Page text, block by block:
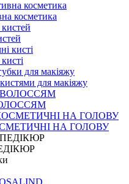
косметика
для макіяжу
для макіяжу
НА ГОЛОВУ